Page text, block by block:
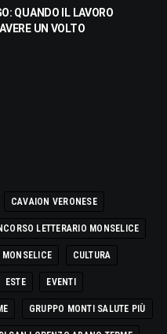
QUANDO IL LAVORO
UN VOLTO
CAVAION VERONESE
LETTERARIO MONSELICE
CULTURA
ESTE EVENTI
GRUPPO MONTI SALUTE PIÙ